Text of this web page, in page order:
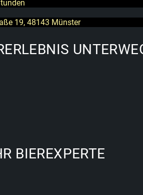
19, 48143 Münster
BIEREXPERTE